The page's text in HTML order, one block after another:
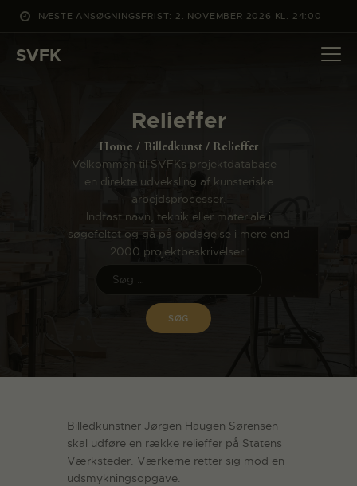
NÆSTE ANSØGNINGSFRIST: 2. NOVEMBER 2026 KL. 24:00
SVFK
Relieffer
Home Billedkunst Relieffer
Velkommen til SVFKs projektdatabase –
en direkte udveksling af kunsteriske
arbejdsprocesser.
Indtast navn, teknik eller materiale i
søgefeltet og gå på opdagelse i mere end
2000 projektbeskrivelser.
DET SKER
CHANNEL
ANSØG
OM SVFK
ENGLISH
Billedkunstner Jørgen Haugen Sørensen
skal udføre en række relieffer på Statens
Værksteder. Værkerne retter sig mod en
udsmykningsopgave.